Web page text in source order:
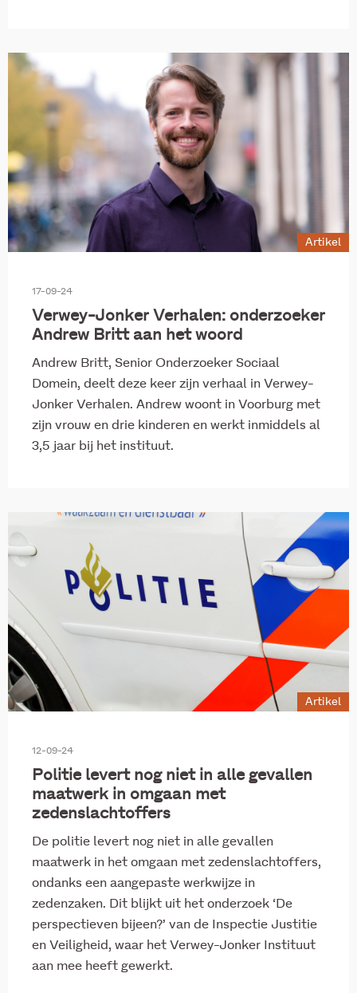
Artikel
17-09-24
Verwey-Jonker Verhalen: onderzoeker
Andrew Britt aan het woord
Andrew Britt, Senior Onderzoeker Sociaal
Domein, deelt deze keer zijn verhaal in Verwey-
Jonker Verhalen. Andrew woont in Voorburg met
zijn vrouw en drie kinderen en werkt inmiddels al
3,5 jaar bij het instituut.
Artikel
12-09-24
Politie levert nog niet in alle gevallen
maatwerk in omgaan met
zedenslachtoffers
De politie levert nog niet in alle gevallen
maatwerk in het omgaan met zedenslachtoffers,
ondanks een aangepaste werkwijze in
zedenzaken. Dit blijkt uit het onderzoek ‘De
perspectieven bijeen?’ van de Inspectie Justitie
en Veiligheid, waar het Verwey-Jonker Instituut
aan mee heeft gewerkt.